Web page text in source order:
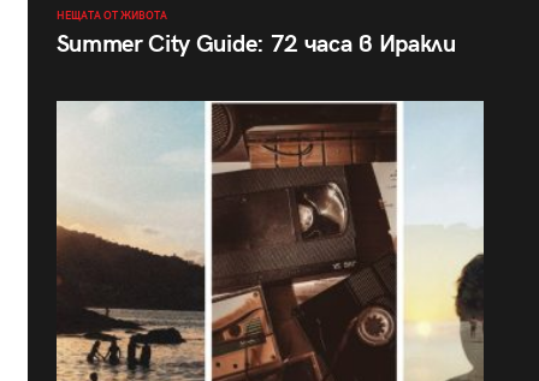
НЕЩАТА ОТ ЖИВОТА
Summer City Guide: 72 часа в Иракли